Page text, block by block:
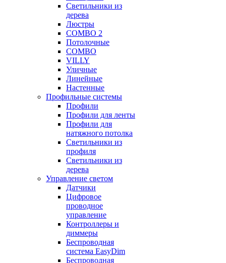
Светильники из
дерева
Люстры
COMBO 2
Потолочные
COMBO
VILLY
Уличные
Линейные
Настенные
Профильные системы
Профили
Профили для ленты
Профили для
натяжного потолка
Светильники из
профиля
Светильники из
дерева
Управление светом
Датчики
Цифровое
проводное
управление
Контроллеры и
диммеры
Беспроводная
система EasyDim
Беспроводная